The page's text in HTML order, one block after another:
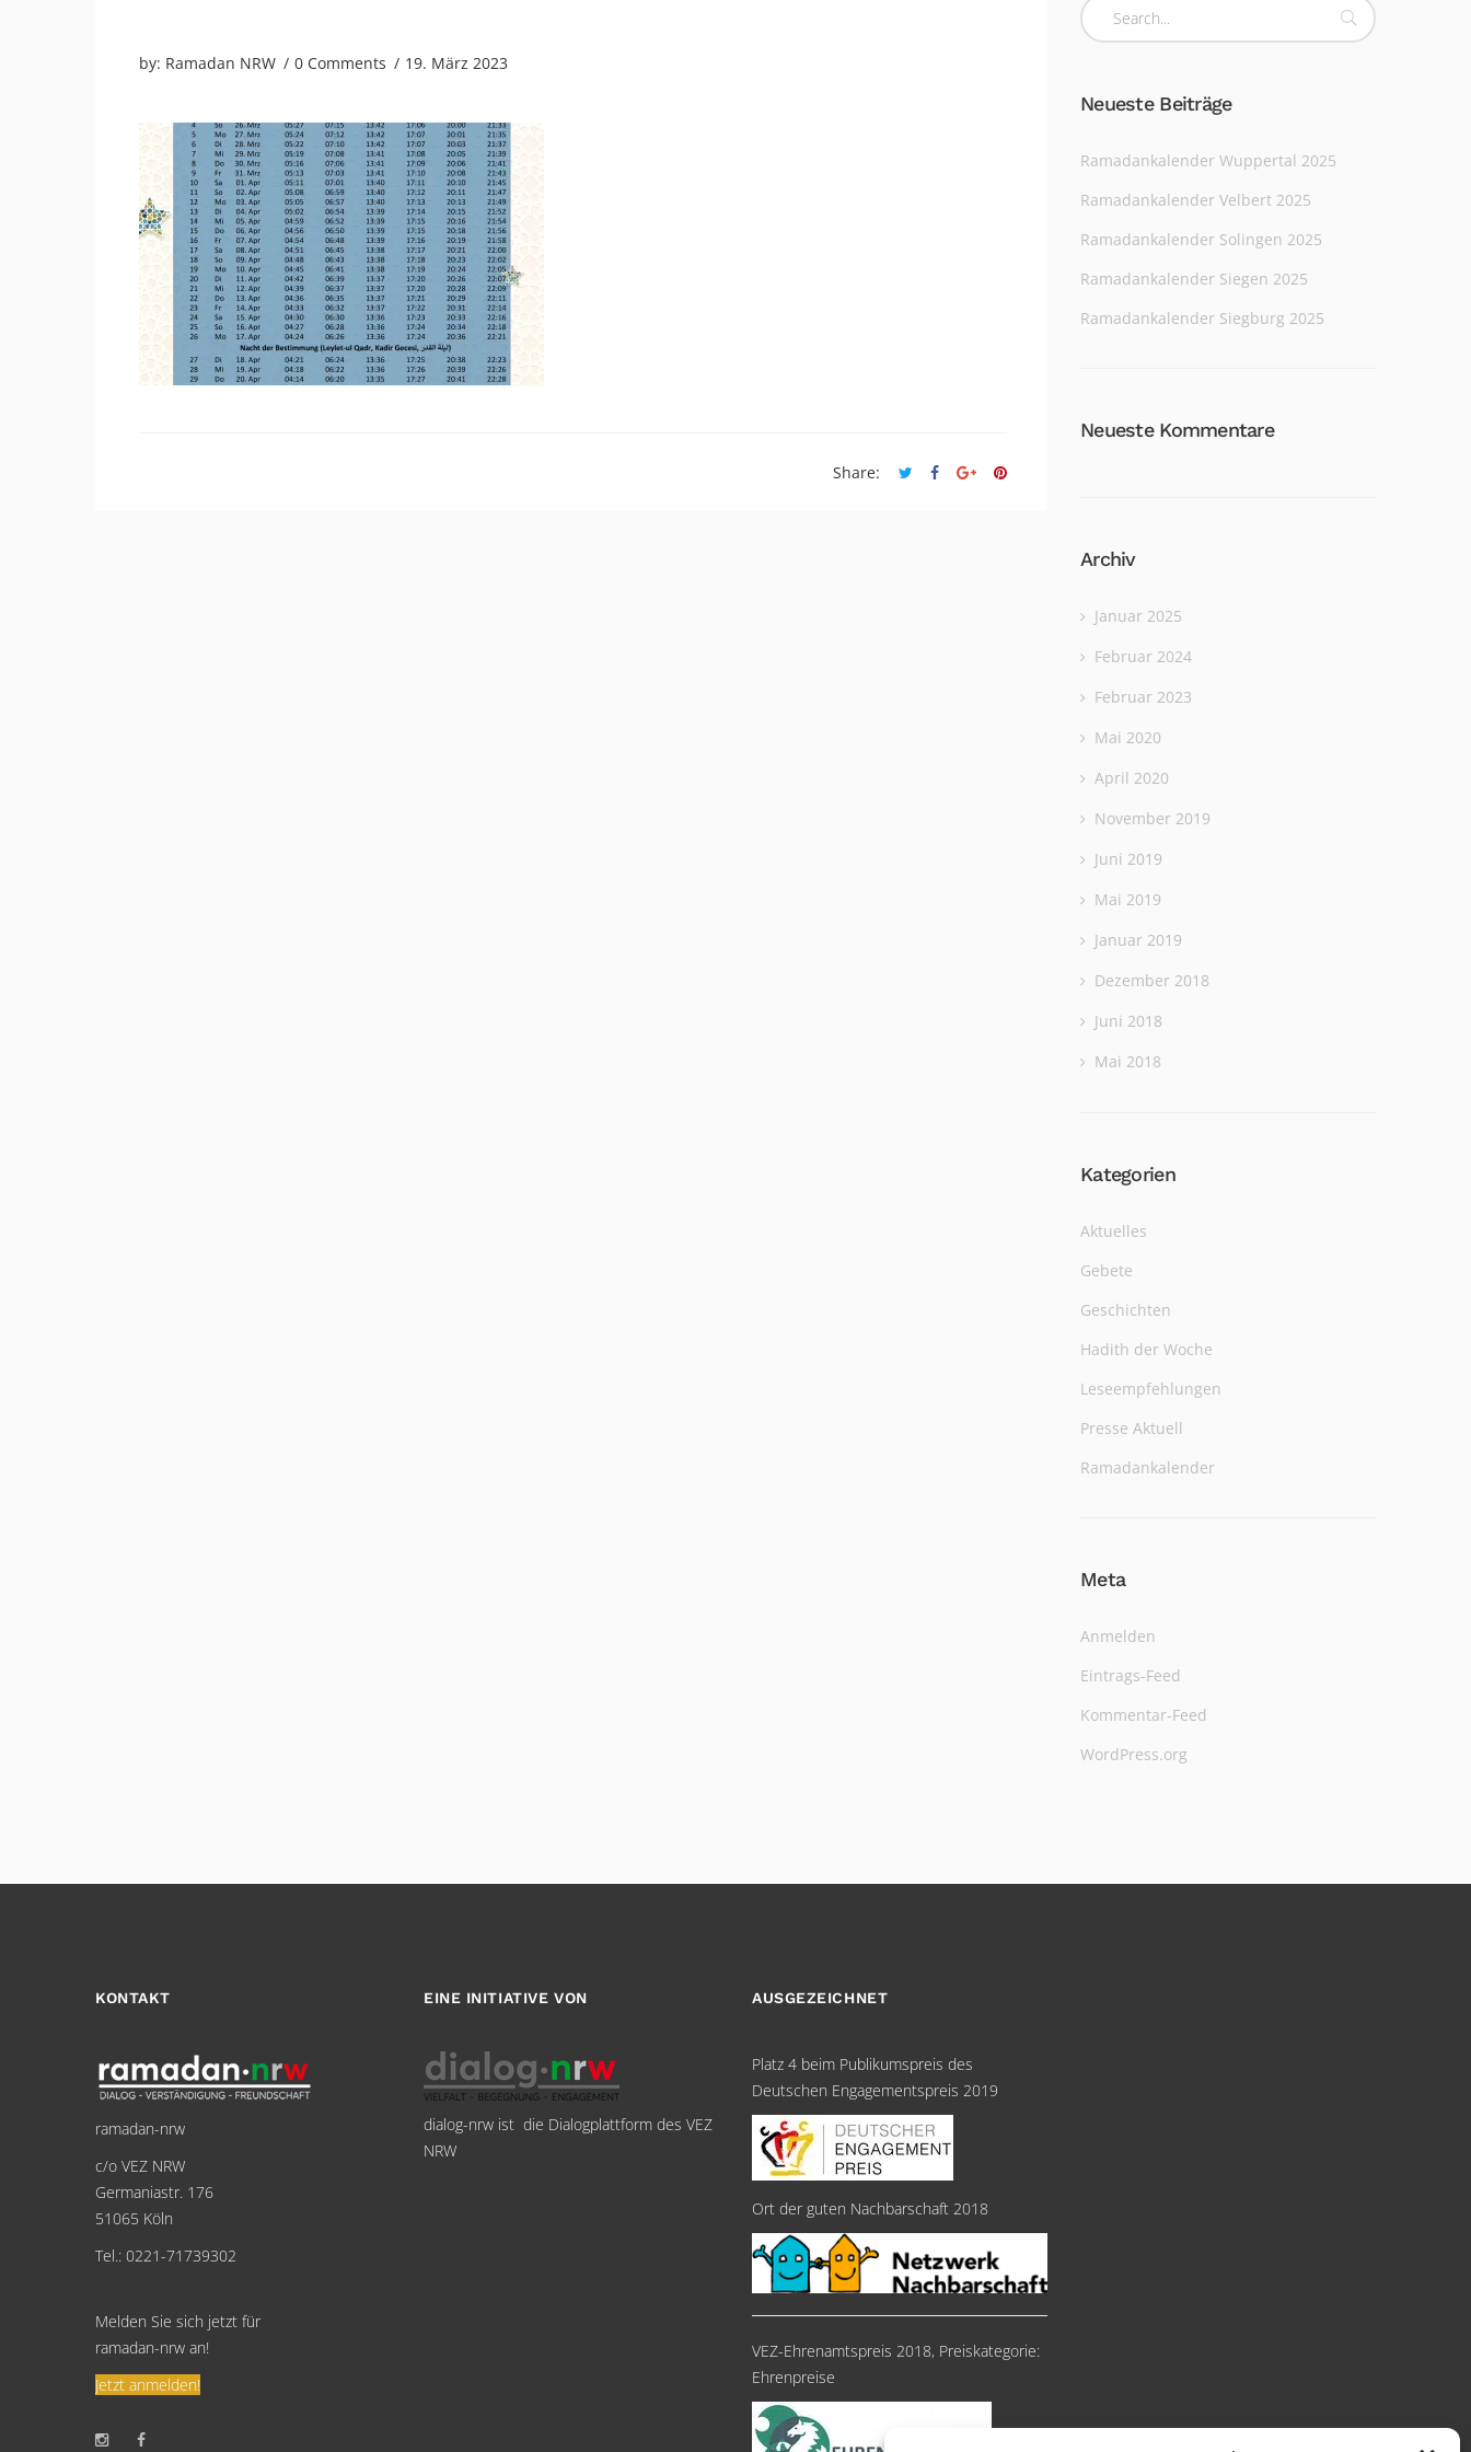
by: Ramadan NRW 0 Comments 19. März 2023
Share:
Neueste Beiträge
Ramadankalender Wuppertal 2025
Ramadankalender Velbert 2025
Ramadankalender Solingen 2025
Ramadankalender Siegen 2025
Ramadankalender Siegburg 2025
Neueste Kommentare
Archiv
Januar 2025
Februar 2024
Februar 2023
Mai 2020
April 2020
November 2019
Juni 2019
Mai 2019
Januar 2019
Dezember 2018
Juni 2018
Mai 2018
Kategorien
Aktuelles
Gebete
Geschichten
Hadith der Woche
Leseempfehlungen
Presse Aktuell
Ramadankalender
Meta
Anmelden
Eintrags-Feed
Kommentar-Feed
WordPress.org
KONTAKT
ramadan-nrw
c/o VEZ NRW
Germaniastr. 176
51065 Köln
Tel.: 0221-71739302
Melden Sie sich jetzt für
ramadan-nrw an!
Jetzt anmelden!
EINE INITIATIVE VON
dialog-nrw ist die Dialogplattform des VEZ
NRW
AUSGEZEICHNET
Platz 4 beim Publikumspreis des
Deutschen Engagementspreis 2019
Ort der guten Nachbarschaft 2018
VEZ-Ehrenamtspreis 2018, Preiskategorie:
Ehrenpreise